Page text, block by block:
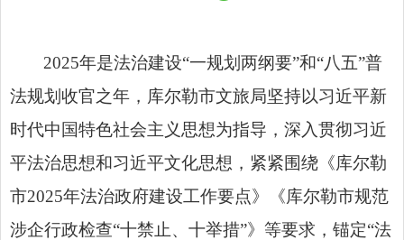
2025年是法治建设“一规划两纲要”和“八五”普
法规划收官之年，库尔勒市文旅局坚持以习近平新
时代中国特色社会主义思想为指导，深入贯彻习近
平法治思想和习近平文化思想，紧紧围绕《库尔勒
市2025年法治政府建设工作要点》《库尔勒市规范
涉企行政检查“十禁止、十举措”》等要求，锚定“法